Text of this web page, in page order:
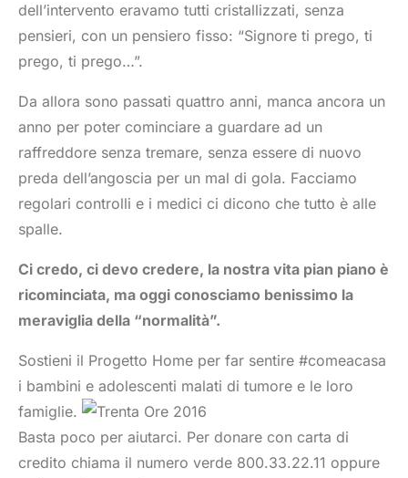
dell’intervento eravamo tutti cristallizzati, senza
pensieri, con un pensiero fisso: “Signore ti prego, ti
prego, ti prego…”.
Da allora sono passati quattro anni, manca ancora un
anno per poter cominciare a guardare ad un
raffreddore senza tremare, senza essere di nuovo
preda dell’angoscia per un mal di gola. Facciamo
regolari controlli e i medici ci dicono che tutto è alle
spalle.
Ci credo, ci devo credere, la nostra vita pian piano è
ricominciata, ma oggi conosciamo benissimo la
meraviglia della “normalità”.
Sostieni il Progetto Home per far sentire #comeacasa
i bambini e adolescenti malati di tumore e le loro
famiglie.
Basta poco per aiutarci. Per donare con carta di
credito chiama il numero verde 800.33.22.11 oppure